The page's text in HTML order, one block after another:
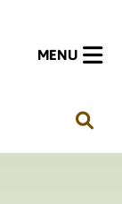
H
o
MENU